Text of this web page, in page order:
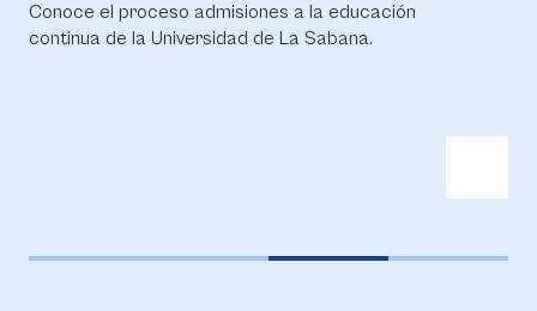
Conoce el proceso admisiones a la educación
continua de la Universidad de La Sabana.